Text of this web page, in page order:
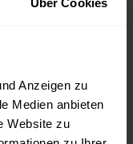
Anzeigen zu
Medien anbieten
Website zu
€
€
€
0,00 €